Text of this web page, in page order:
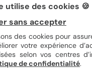
utilise des cookies 🍪
sans accepter
des cookies pour
votre expérience
selon vos centres
de confidentialité.